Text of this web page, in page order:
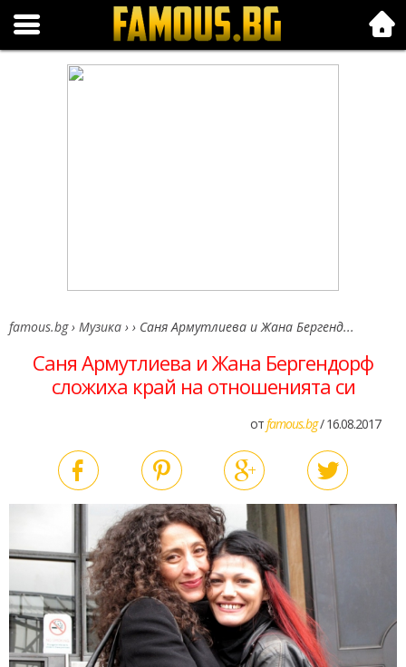
Folk.bg
famous.bg › Музика › › Саня Армутлиева и Жана Бергенд...
Саня Армутлиева и Жана Бергендорф
сложиха край на отношенията си
отfamous.bg/ 16.08.2017